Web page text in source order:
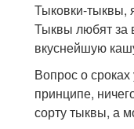
Тыковки-тыквы,
Тыквы любят за
вкуснейшую
Вопрос о
принципе,
сорту тыквы, а